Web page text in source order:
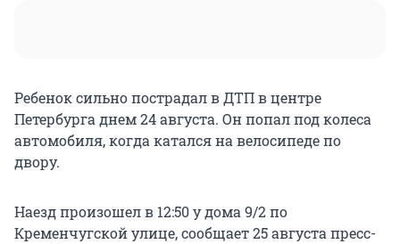
Ребенок сильно пострадал в ДТП в центре
Петербурга днем 24 августа. Он попал под колеса
автомобиля, когда катался на велосипеде по
двору.
Наезд произошел в 12:50 у дома 9/2 по
Кременчугской улице, сообщает 25 августа пресс-